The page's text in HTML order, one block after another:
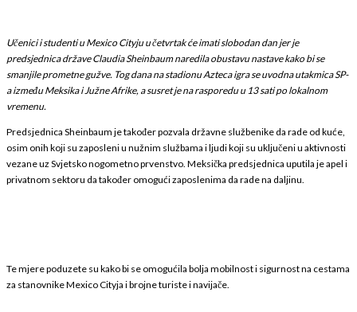
Učenici i studenti u Mexico Cityju u četvrtak će imati slobodan dan jer je
predsjednica države Claudia Sheinbaum naredila obustavu nastave kako bi se
smanjile prometne gužve. Tog dana na stadionu Azteca igra se uvodna utakmica SP-
a između Meksika i Južne Afrike, a susret je na rasporedu u 13 sati po lokalnom
vremenu.
Predsjednica Sheinbaum je također pozvala državne službenike da rade od kuće,
osim onih koji su zaposleni u nužnim službama i ljudi koji su uključeni u aktivnosti
vezane uz Svjetsko nogometno prvenstvo. Meksička predsjednica uputila je apel i
privatnom sektoru da također omogući zaposlenima da rade na daljinu.
Te mjere poduzete su kako bi se omogućila bolja mobilnost i sigurnost na cestama
za stanovnike Mexico Cityja i brojne turiste i navijače.